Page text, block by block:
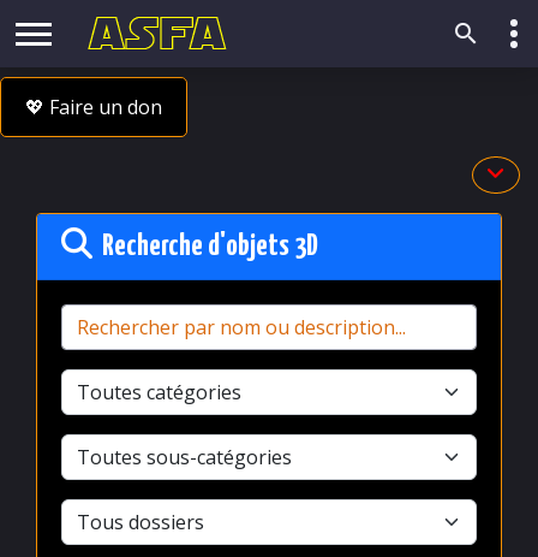
💖 Faire un don
Recherche d'objets 3D